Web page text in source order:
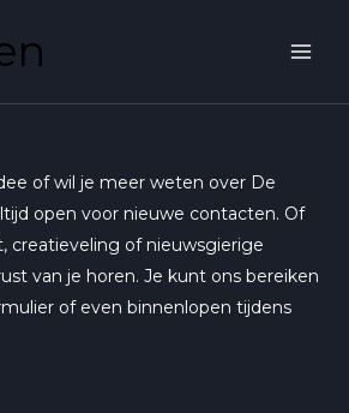
of wil je meer weten over De
open voor nieuwe contacten. Of
creatieveling of nieuwsgierige
van je horen. Je kunt ons bereiken
of even binnenlopen tijdens